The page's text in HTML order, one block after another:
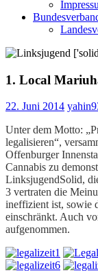
1. Local
22. Juni 2014
Unter dem Motto:
legalisieren“,
Offenburger
Cannabis zu
LinksjugendSolid,
3 vertraten die
ineffizient ist, sowie
einschränkt. Auch
aufgenommen.